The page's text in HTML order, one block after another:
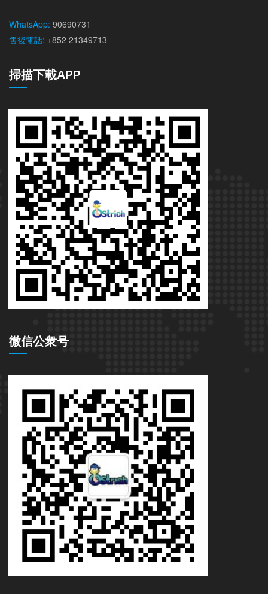
WhatsApp: 90690731
售後電話: +852 21349713
掃描下載APP
微信公衆号